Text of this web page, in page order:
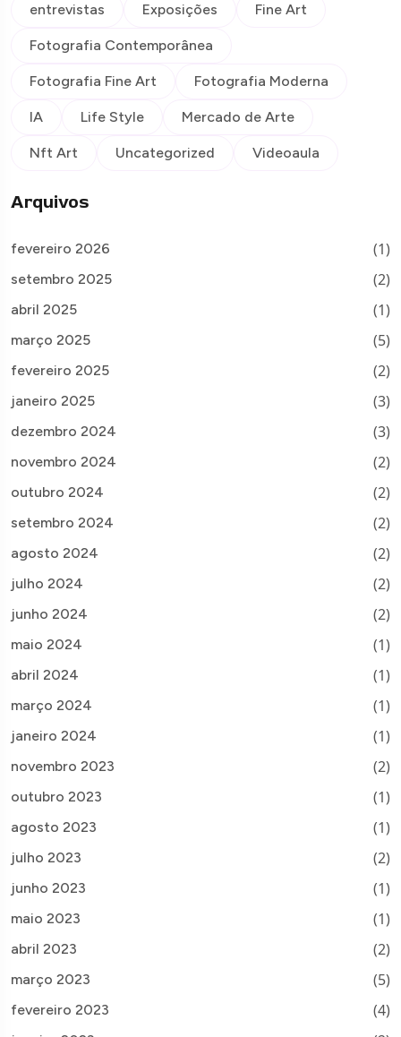
entrevistas Exposições Fine Art
Fotografia Contemporânea
Fotografia Fine Art Fotografia Moderna
IA Life Style Mercado de Arte
Nft Art Uncategorized Videoaula
Arquivos
fevereiro 2026 (1)
setembro 2025 (2)
abril 2025 (1)
março 2025 (5)
fevereiro 2025 (2)
janeiro 2025 (3)
dezembro 2024 (3)
novembro 2024 (2)
outubro 2024 (2)
setembro 2024 (2)
agosto 2024 (2)
julho 2024 (2)
junho 2024 (2)
maio 2024 (1)
abril 2024 (1)
março 2024 (1)
janeiro 2024 (1)
novembro 2023 (2)
outubro 2023 (1)
agosto 2023 (1)
julho 2023 (2)
junho 2023 (1)
maio 2023 (1)
abril 2023 (2)
março 2023 (5)
fevereiro 2023 (4)